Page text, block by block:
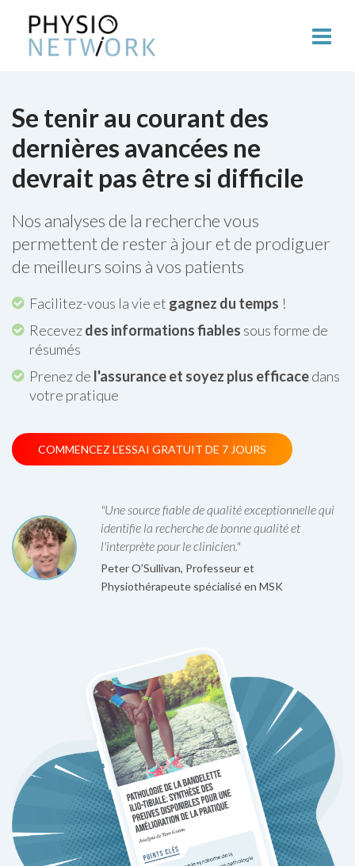
Se tenir au courant des
dernières avancées ne
devrait pas être si difficile
Nos analyses de la recherche vous
permettent de rester à jour et de prodiguer
de meilleurs soins à vos patients
Facilitez-vous la vie et gagnez du temps !
Recevezdes informations fiables sous forme de
résumés
Prenez de l'assurance et soyez plus efficacedans
votre pratique
COMMENCEZ L’ESSAI GRATUIT DE 7 JOURS
"Une source fiable de qualité exceptionnelle qui
identifie la recherche de bonne qualité et
l'interprète pour le clinicien."
Peter O’Sullivan, Professeur et
Physiothérapeute spécialisé en MSK